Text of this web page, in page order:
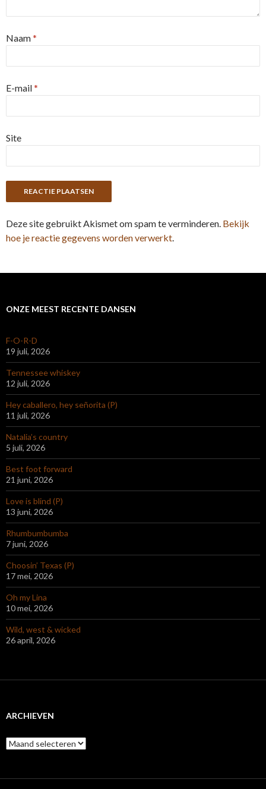
Naam*
E-mail*
Site
Deze site gebruikt Akismet om spam te verminderen. Bekijk
hoe je reactie gegevens worden verwerkt.
ONZE MEEST RECENTE DANSEN
F-O-R-D
19 juli, 2026
Tennessee whiskey
12 juli, 2026
Hey caballero, hey señorita (P)
11 juli, 2026
Natalia’s country
5 juli, 2026
Best foot forward
21 juni, 2026
Love is blind (P)
13 juni, 2026
Rhumbumbumba
7 juni, 2026
Choosin’ Texas (P)
17 mei, 2026
Oh my Lina
10 mei, 2026
Wild, west & wicked
26 april, 2026
ARCHIEVEN
Archieven